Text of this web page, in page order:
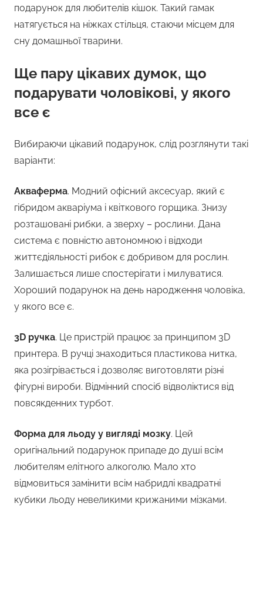
подарунок для любителів кішок. Такий гамак
натягується на ніжках стільця, стаючи місцем для
сну домашньої тварини.
Ще пару цікавих думок, що
подарувати чоловікові, у якого
все є
Вибираючи цікавий подарунок, слід розглянути такі
варіанти:
Акваферма. Модний офісний аксесуар, який є
гібридом акваріума і квіткового горщика. Знизу
розташовані рибки, а зверху – рослини. Дана
система є повністю автономною і відходи
життєдіяльності рибок є добривом для рослин.
Залишається лише спостерігати і милуватися.
Хороший подарунок на день народження чоловіка,
у якого все є.
3D ручка. Це пристрій працює за принципом 3D
принтера. В ручці знаходиться пластикова нитка,
яка розігрівається і дозволяє виготовляти різні
фігурні вироби. Відмінний спосіб відволіктися від
повсякденних турбот.
Форма для льоду у вигляді мозку. Цей
оригінальний подарунок припаде до душі всім
любителям елітного алкоголю. Мало хто
відмовиться замінити всім набридлі квадратні
кубики льоду невеликими крижаними мізками.